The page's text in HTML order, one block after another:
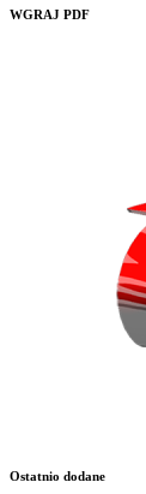
WGRAJ PDF
Ostatnio dodane